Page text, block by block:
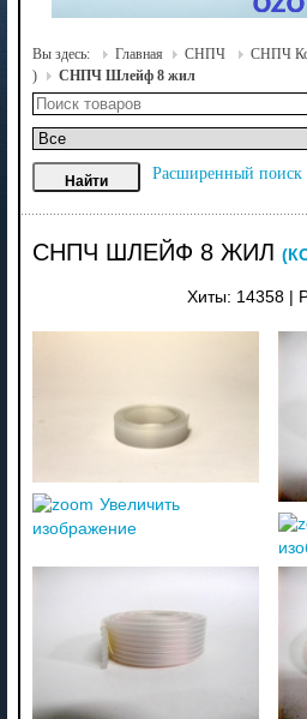
Вы здесь: Главная СНПЧ
СНПЧ
)
СНПЧ Шлейф 8 жил
Расширенный поиск
СНПЧ ШЛЕЙФ 8 ЖИЛ
Хиты: 14358
Увеличить
изображение